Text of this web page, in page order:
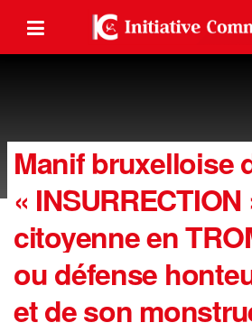
Manif bruxelloise
« INSURRECTION
citoyenne en
ou défense
et de son